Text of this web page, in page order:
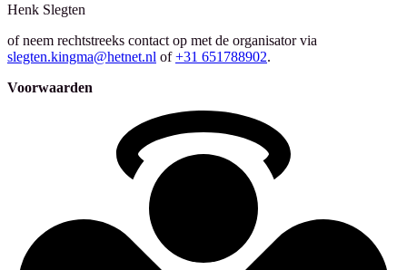
Henk Slegten
of neem rechtstreeks contact op met de organisator via
slegten.kingma@hetnet.nl of +31 651788902.
Voorwaarden